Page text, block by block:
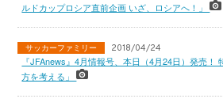
ルドカップロシア直前企画 いざ、ロシアへ！」
サッカーファミリー 2018/04/24
『JFAnews』4月情報号、本日（4月24日）発売！
方を考える」